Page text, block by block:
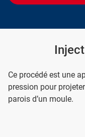
Ce procédé est une
pression pour
parois d’un moule.